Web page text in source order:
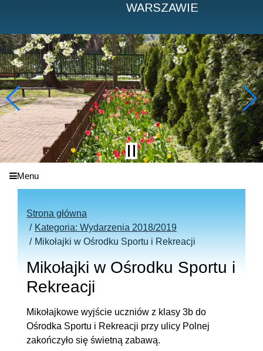
WARSZAWIE
Menu
Strona główna
Kategoria: Wydarzenia 2018/2019
Mikołajki w Ośrodku Sportu i Rekreacji
Mikołajki w Ośrodku Sportu i
Rekreacji
Mikołajkowe wyjście uczniów z klasy 3b do
Ośrodka Sportu i Rekreacji przy ulicy Polnej
zakończyło się świetną zabawą.